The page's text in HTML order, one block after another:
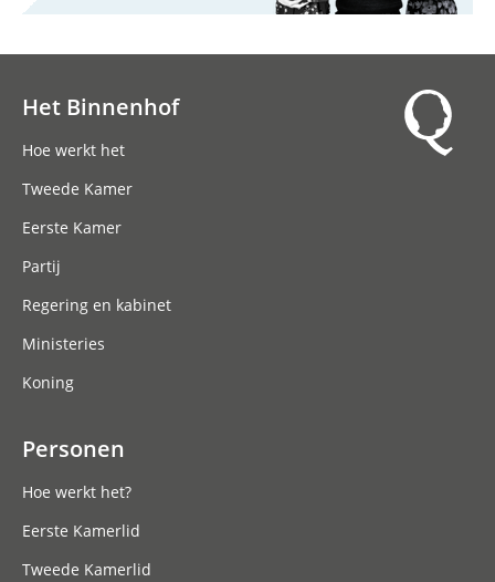
Het Binnenhof
Hoe werkt het
Tweede Kamer
Eerste Kamer
Partij
Regering en kabinet
Ministeries
Koning
Personen
Hoe werkt het?
Eerste Kamerlid
Tweede Kamerlid